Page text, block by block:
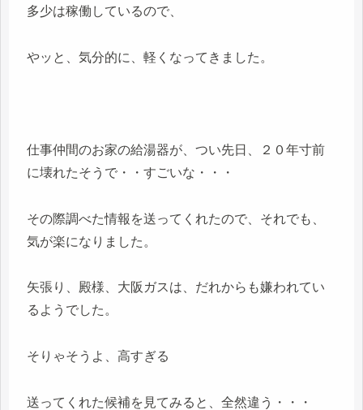
多少は稼働しているので、
やッと、気分的に、軽くなってきました。
仕事仲間のお家の給湯器が、つい先日、２０年寸前
に壊れたそうで・・すごいな・・・
その際調べた情報を送ってくれたので、それでも、
気が楽になりました。
矢張り、殿様、大阪ガスは、だれからも嫌われてい
るようでした。
そりゃそうよ、高すぎる
送ってくれた候補を見てみると、全然違う・・・